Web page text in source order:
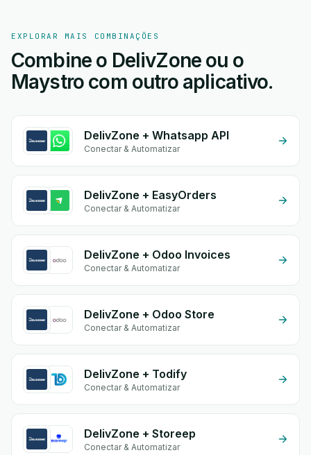
EXPLORAR MAIS COMBINAÇÕES
Combine o DelivZone ou o
Maystro com outro aplicativo.
DelivZone + Whatsapp API
Conectar & Automatizar
DelivZone + EasyOrders
Conectar & Automatizar
DelivZone + Odoo Invoices
Conectar & Automatizar
DelivZone + Odoo Store
Conectar & Automatizar
DelivZone + Todify
Conectar & Automatizar
DelivZone + Storeep
Conectar & Automatizar